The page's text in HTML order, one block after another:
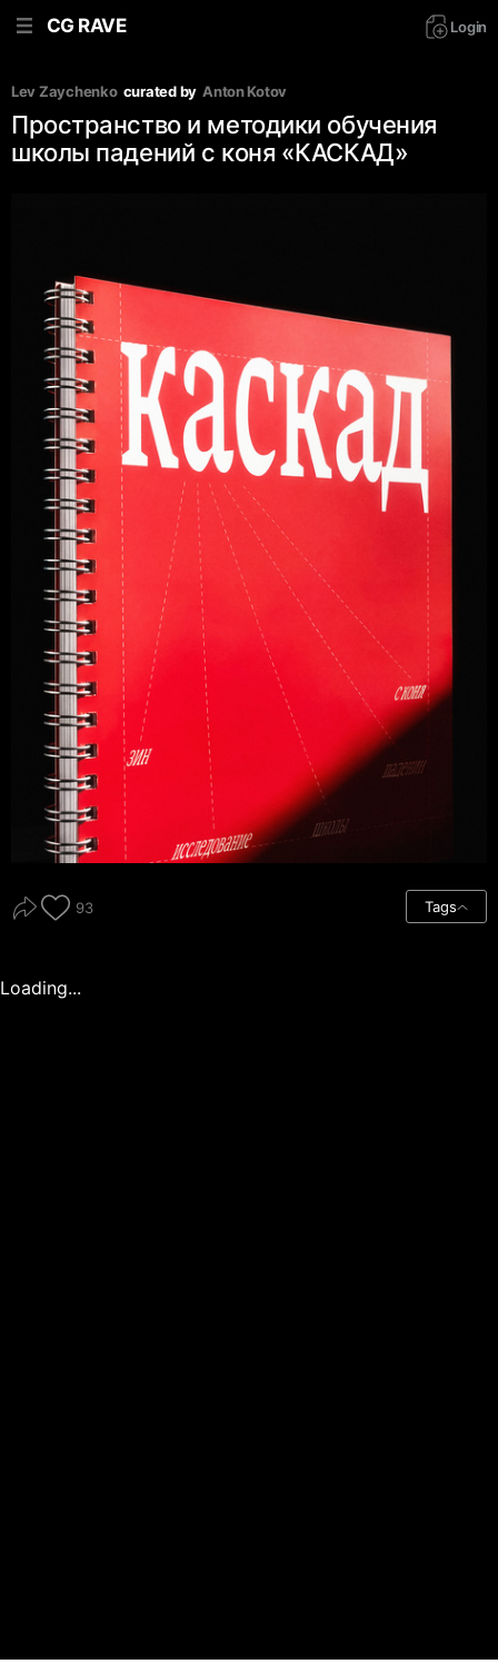
CG RAVE Login
Lev Zaychenko curated by Anton Kotov
Пространство и методики обучения
школы падений с коня «КАСКАД»
93 Tags
Loading...